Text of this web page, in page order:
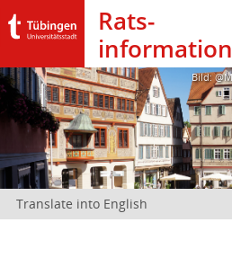
Rats­
Bild:
Translate into English